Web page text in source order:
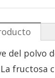
del polvo
fructosa